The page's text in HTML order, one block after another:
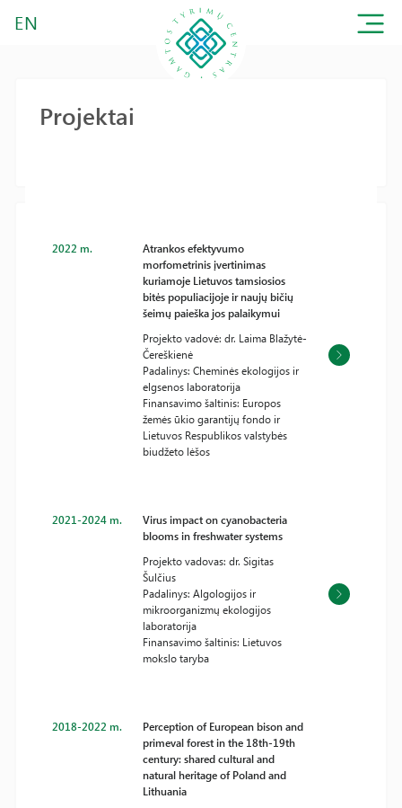
EN
Projektai
2022 m.
Atrankos efektyvumo
morfometrinis įvertinimas
kuriamoje Lietuvos tamsiosios
bitės populiacijoje ir naujų bičių
šeimų paieška jos palaikymui
Projekto vadovė: dr. Laima Blažytė-
Čereškienė
Padalinys: Cheminės ekologijos ir
elgsenos laboratorija
Finansavimo šaltinis: Europos
žemės ūkio garantijų fondo ir
Lietuvos Respublikos valstybės
biudžeto lėšos
2021-2024 m.
Virus impact on cyanobacteria
blooms in freshwater systems
Projekto vadovas: dr. Sigitas
Šulčius
Padalinys: Algologijos ir
mikroorganizmų ekologijos
laboratorija
Finansavimo šaltinis: Lietuvos
mokslo taryba
2018-2022 m.
Perception of European bison and
primeval forest in the 18th-19th
century: shared cultural and
natural heritage of Poland and
Lithuania